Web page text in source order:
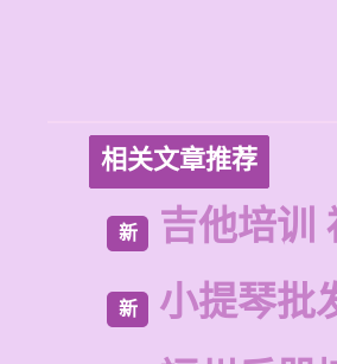
相关文章推荐
新 吉他培训
新
小提琴批